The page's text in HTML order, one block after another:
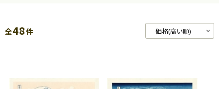
全48件